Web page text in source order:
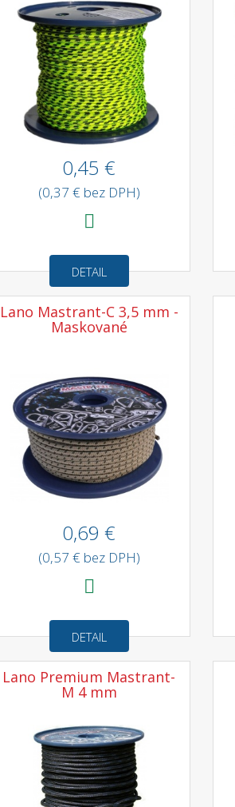
0,45 €
(0,37 € bez DPH)
DETAIL
Lano Mastrant-C 3,5 mm -
Maskované
0,69 €
(0,57 € bez DPH)
DETAIL
Lano Premium Mastrant-
M 4 mm